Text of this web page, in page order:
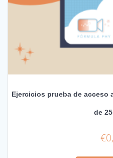
Ejercicios prueba de acceso
de
€